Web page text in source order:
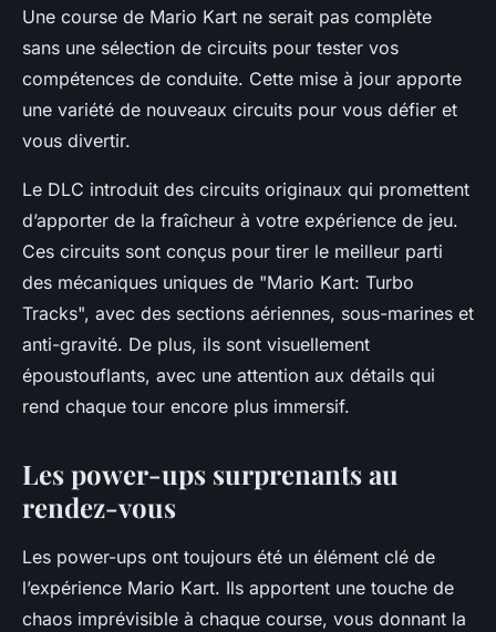
Une course de Mario Kart ne serait pas complète
sans une sélection de circuits pour tester vos
compétences de conduite. Cette mise à jour apporte
une variété de nouveaux circuits pour vous défier et
vous divertir.
Le DLC introduit des circuits originaux qui promettent
d’apporter de la fraîcheur à votre expérience de jeu.
Ces circuits sont conçus pour tirer le meilleur parti
des mécaniques uniques de "Mario Kart: Turbo
Tracks", avec des sections aériennes, sous-marines et
anti-gravité. De plus, ils sont visuellement
époustouflants, avec une attention aux détails qui
rend chaque tour encore plus immersif.
Les power-ups surprenants au
rendez-vous
Les power-ups ont toujours été un élément clé de
l’expérience Mario Kart. Ils apportent une touche de
chaos imprévisible à chaque course, vous donnant la